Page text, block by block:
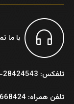
با ما
تلفکس: 28424543-021
تلفن همراه: 6668424-0992